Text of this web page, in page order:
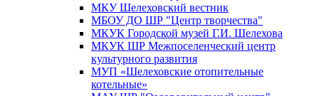
МКУ Шелеховский вестник
МБОУ ДО ШР "Центр творчества"
МКУК Городской музей Г.И. Шелехова
МКУК ШР Межпоселенческий центр
культурного развития
МУП «Шелеховские отопительные
котельные»